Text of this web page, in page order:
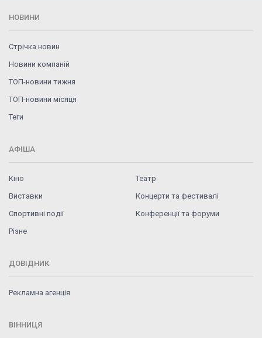
НОВИНИ
Стрічка новин
Новини компаній
ТОП-новини тижня
ТОП-новини місяця
Теги
АФІША
Кіно
Театр
Виставки
Концерти та фестивалі
Спортивні події
Конференції та форуми
Різне
ДОВІДНИК
Рекламна агенція
ВІННИЦЯ